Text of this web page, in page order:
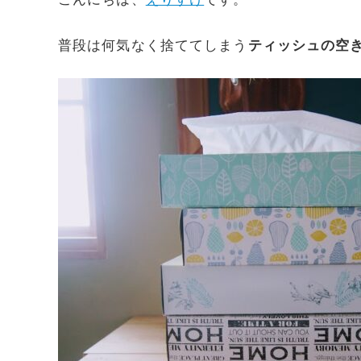
普段は何気なく捨ててしまう ティッシュの空